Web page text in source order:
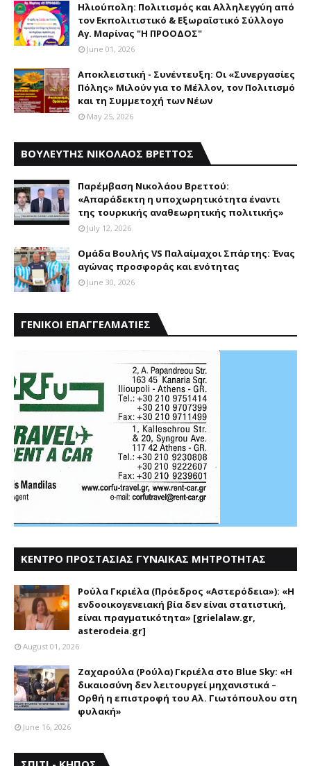
Ηλιούπολη: Πολιτισμός και Aλληλεγγύη από
τον Εκπολιτιστικό & Εξωραϊστικό Σύλλογο
Αγ. Μαρίνας "Η ΠΡΟΟΔΟΣ"
June 01, 2026
Αποκλειστική - Συνέντευξη: Οι «Συνεργασίες
Πόλης» Μιλούν για το Μέλλον, τον Πολιτισμό
και τη Συμμετοχή των Νέων
May 25, 2026
ΒΟΥΛΕΥΤΗΣ ΝΙΚΟΛΑΟΣ ΒΡΕΤΤΟΣ
Παρέμβαση Nικολάου Bρεττού:
«Aπαράδεκτη η υποχωρητικότητα έναντι
της τουρκικής αναθεωρητικής πολιτικής»
July 12, 2026
Ομάδα Βουλής VS Παλαίμαχοι Σπάρτης: Ένας
αγώνας προσφοράς και ενότητας
June 30, 2026
ΓΕΝΙΚΟΙ ΕΠΑΓΓΕΛΜΑΤΙΕΣ
ΚΕΝΤΡΟ ΠΡΟΣΤΑΣΙΑΣ ΓΥΝΑΙΚΑΣ ΜΗΤΡΟΤΗΤΑΣ
Ρούλα Γκριέλα (Πρόεδρος «Αστερόδεια»): «Η
ενδοοικογενειακή βία δεν είναι στατιστική,
είναι πραγματικότητα» [grielalaw.gr,
asterodeia.gr]
August 01, 2026
Ζαχαρούλα (Ρούλα) Γκριέλα στο Blue Sky: «Η
δικαιοσύνη δεν λειτουργεί μηχανιστικά –
Ορθή η επιστροφή του Αλ. Γιωτόπουλου στη
φυλακή»
June 16, 2026